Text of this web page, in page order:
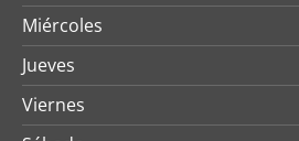
Miércoles
Jueves
Viernes